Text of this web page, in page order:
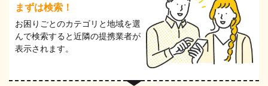
まずは検索！
お困りごとのカテゴリと地域を選
んで検索すると近隣の提携業者が
表⽰されます。